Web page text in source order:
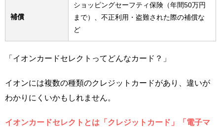
補償
ショッピングセーフティ保険（年間50万円
まで）、不正利用・盗難された際の補償な
ど
「イオンカードセレクトってどんなカード？」
イオンには複数の種類のクレジットカードがあり、違いが
わかりにくいかもしれません。
イオンカードセレクトとは「クレジットカード」「電子マ